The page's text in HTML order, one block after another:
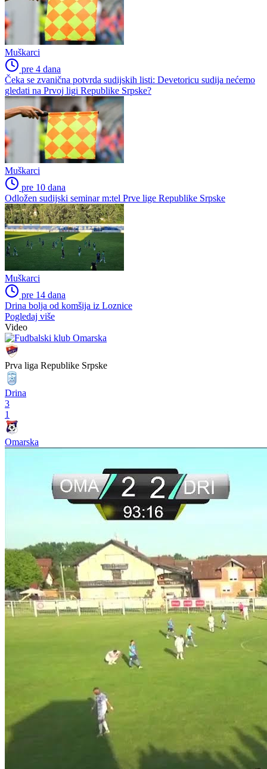
Muškarci
pre 4 dana
Čeka se zvanična potvrda sudijskih listi: Devetoricu sudija nećemo
gledati na Prvoj ligi Republike Srpske?
Muškarci
pre 10 dana
Odložen sudijski seminar m:tel Prve lige Republike Srpske
Muškarci
pre 14 dana
Drina bolja od komšija iz Loznice
Pogledaj više
Video
Prva liga Republike Srpske
Drina
3
1
Omarska